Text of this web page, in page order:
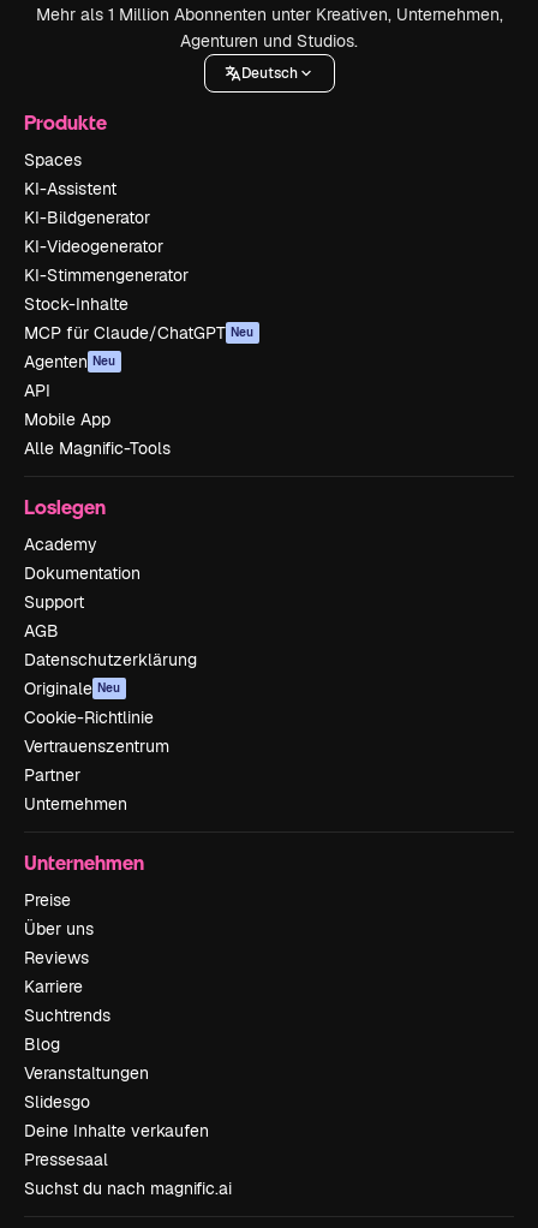
Mehr als 1 Million Abonnenten unter Kreativen, Unternehmen,
Agenturen und Studios.
Deutsch
Produkte
Spaces
KI-Assistent
KI-Bildgenerator
KI-Videogenerator
KI-Stimmengenerator
Stock-Inhalte
MCP für Claude/ChatGPT Neu
Agenten Neu
API
Mobile App
Alle Magnific-Tools
Loslegen
Academy
Dokumentation
Support
AGB
Datenschutzerklärung
Originale Neu
Cookie-Richtlinie
Vertrauenszentrum
Partner
Unternehmen
Unternehmen
Preise
Über uns
Reviews
Karriere
Suchtrends
Blog
Veranstaltungen
Slidesgo
Deine Inhalte verkaufen
Pressesaal
Suchst du nach magnific.ai